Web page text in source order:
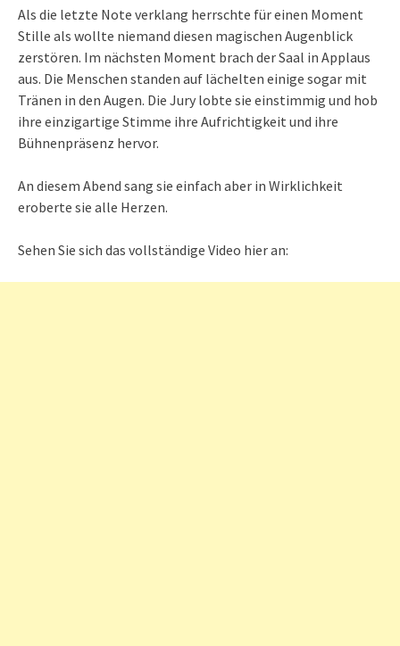
Als die letzte Note verklang herrschte für einen Moment
Stille als wollte niemand diesen magischen Augenblick
zerstören. Im nächsten Moment brach der Saal in Applaus
aus. Die Menschen standen auf lächelten einige sogar mit
Tränen in den Augen. Die Jury lobte sie einstimmig und hob
ihre einzigartige Stimme ihre Aufrichtigkeit und ihre
Bühnenpräsenz hervor.
An diesem Abend sang sie einfach aber in Wirklichkeit
eroberte sie alle Herzen.
Sehen Sie sich das vollständige Video hier an: